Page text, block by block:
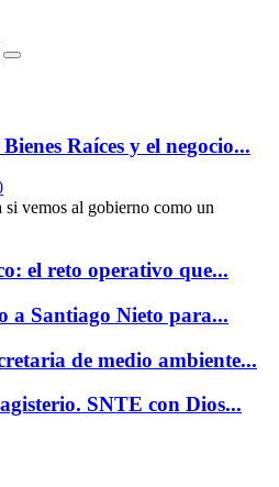
Búsqueda
Raíces y el negocio...
si vemos al gobierno como un
el reto operativo que...
a Santiago Nieto para...
de medio ambiente...
SNTE con Dios...